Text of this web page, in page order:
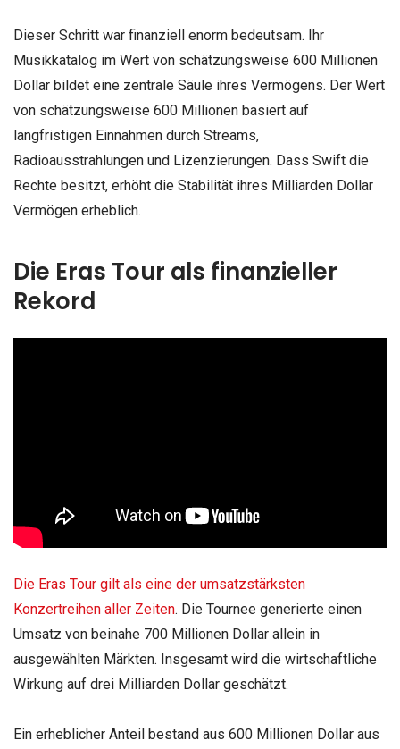
Dieser Schritt war finanziell enorm bedeutsam. Ihr
Musikkatalog im Wert von schätzungsweise 600 Millionen
Dollar bildet eine zentrale Säule ihres Vermögens. Der Wert
von schätzungsweise 600 Millionen basiert auf
langfristigen Einnahmen durch Streams,
Radioausstrahlungen und Lizenzierungen. Dass Swift die
Rechte besitzt, erhöht die Stabilität ihres Milliarden Dollar
Vermögen erheblich.
Die Eras Tour als finanzieller
Rekord
Die Eras Tour gilt als eine der umsatzstärksten
Konzertreihen aller Zeiten. Die Tournee generierte einen
Umsatz von beinahe 700 Millionen Dollar allein in
ausgewählten Märkten. Insgesamt wird die wirtschaftliche
Wirkung auf drei Milliarden Dollar geschätzt.
Ein erheblicher Anteil bestand aus 600 Millionen Dollar aus